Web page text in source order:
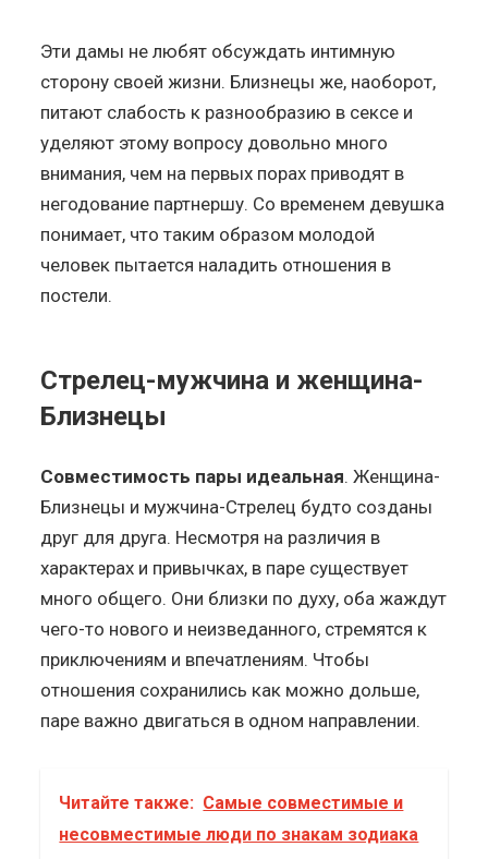
Эти дамы не любят обсуждать интимную
сторону своей жизни. Близнецы же, наоборот,
питают слабость к разнообразию в сексе и
уделяют этому вопросу довольно много
внимания, чем на первых порах приводят в
негодование партнершу. Со временем девушка
понимает, что таким образом молодой
человек пытается наладить отношения в
постели.
Стрелец-мужчина и женщина-
Близнецы
Совместимость пары идеальная. Женщина-
Близнецы и мужчина-Стрелец будто созданы
друг для друга. Несмотря на различия в
характерах и привычках, в паре существует
много общего. Они близки по духу, оба жаждут
чего-то нового и неизведанного, стремятся к
приключениям и впечатлениям. Чтобы
отношения сохранились как можно дольше,
паре важно двигаться в одном направлении.
Читайте также: Самые совместимые и
несовместимые люди по знакам зодиака